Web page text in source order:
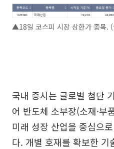
▲18일 코스피 시장 상한가 종목. (
국내 증시는 글로벌 첨단
어 반도체 소부장(소재·부
미래 성장 산업을 중심으
다. 개별 호재를 확보한 기